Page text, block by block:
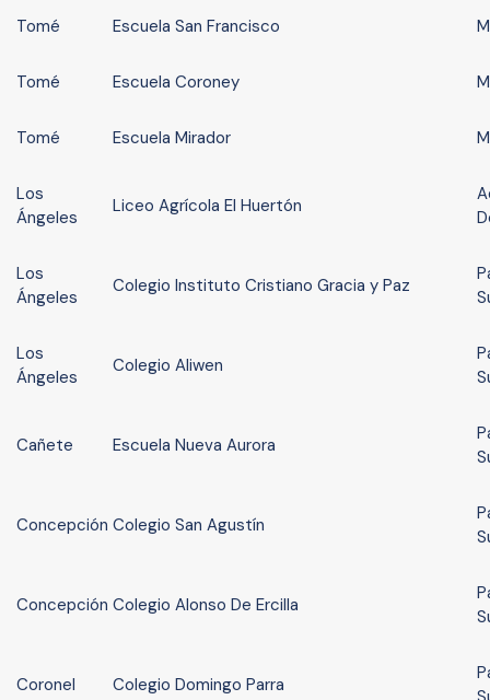
Tomé Escuela San Francisco
Tomé Escuela Coroney
Tomé Escuela Mirador
Los
Ángeles
Liceo Agrícola El Huertón
Los
Ángeles
Colegio Instituto Cristiano Gracia y Paz
Los
Ángeles
Colegio Aliwen
Cañete Escuela Nueva Aurora
Concepción Colegio San Agustín
Concepción Colegio Alonso De Ercilla
Coronel Colegio Domingo Parra